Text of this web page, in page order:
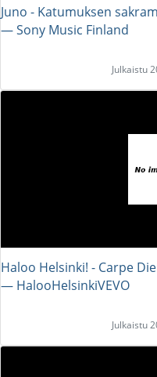
Juno - Katumuksen
― Sony Music Finland
Julkaistu
Haloo Helsinki! - Carpe
― HalooHelsinkiVEVO
Julkaistu